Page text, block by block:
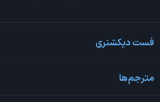
فست دیکشنری
مترجم‌ها